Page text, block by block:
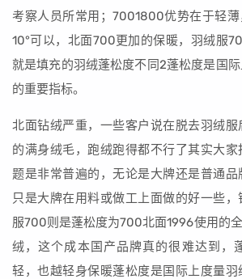
考察人员所常用；7001800优势在于轻薄
10°可以，北面700更加的保暖，羽绒服
就是填充的羽绒蓬松度不同2蓬松度是国
的重要指标。
北面钻绒严重，一些客户说在脱去羽绒
的满身绒毛，跑绒跑得都不行了其实大家
题是非常普遍的，无论是大牌还是普通品
只是大牌在用料或做工上面做的好一些
服700则是蓬松度为700北面1996使用的
绒，这个成本国产品牌真的很难达到，
轻，也越轻身保暖蓬松度是国际上度量